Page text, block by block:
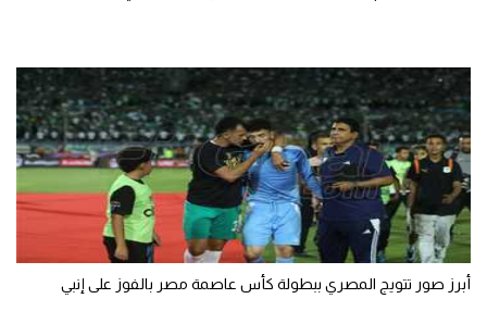
أبرز صور تتويج المصري ببطولة كأس عاصمة مصر بالفوز على إنبي